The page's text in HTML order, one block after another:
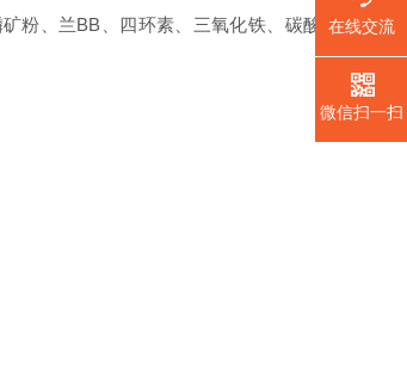
粉、兰BB、四环素、三氧化铁、碳酸
在线交流
微信扫一扫